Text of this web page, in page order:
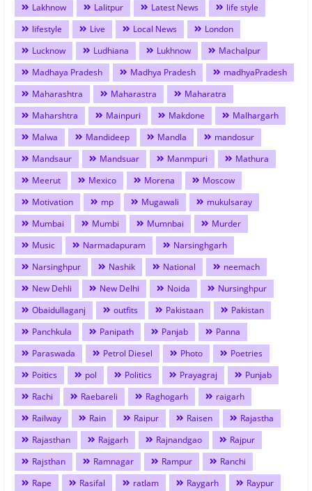
Lakhnow
Lalitpur Latest News
life style
lifestyle
Live Local News
London
Lucknow
Ludhiana Lukhnow
Machalpur
Madhaya Pradesh
Madhya Pradesh
madhyaPradesh
Maharashtra
Maharastra
Maharatra
Maharshtra
Mainpuri Makdone
Malhargarh
Malwa
Mandideep Mandla
mandosur
Mandsaur
Mandsuar Manmpuri
Mathura
Meerut
Mexico Morena
Moscow
Motivation
mp Mugawali
mukulsaray
Mumbai
Mumbi Mumnbai
Murder
Music
Narmadapuram
Narsinghgarh
Narsinghpur
Nashik National
neemach
New Dehli
New Delhi Noida
Nursinghpur
Obaidullaganj
outfits Pakistaan
Pakistan
Panchkula
Panipath Panjab
Panna
Paraswada
Petrol Diesel Photo
Poetries
Poitics
pol Politics Prayagraj
Punjab
Rachi
Raebareli Raghogarh
raigarh
Railway
Rain Raipur Raisen
Rajastha
Rajasthan
Rajgarh Rajnandgao
Rajpur
Rajsthan
Ramnagar Rampur
Ranchi
Rape
Rasifal ratlam Raygarh
Raypur